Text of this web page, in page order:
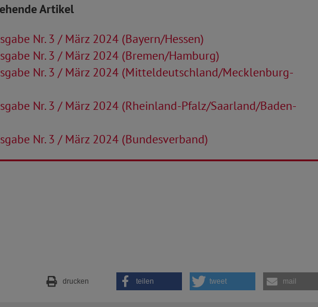
Artikel
Nr. 3 / März 2024 (Bayern/Hessen)
Nr. 3 / März 2024 (Bremen/Hamburg)
Nr. 3 / März 2024 (Mitteldeutschland/Mecklenburg-
Nr. 3 / März 2024 (Rheinland-Pfalz/Saarland/Baden-
Nr. 3 / März 2024 (Bundesverband)
drucken teilen tweet mail